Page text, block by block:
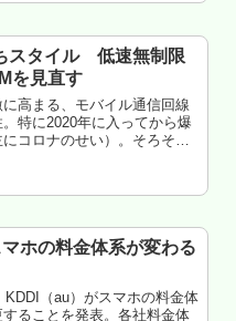
スタイル 低速無制限
を見直す
高まる、モバイル通信回線
特に2020年に入ってから爆
コロナのせい）。そろそ
利用した、低速無制限運用
ホの料金体系が変わる
KDDI（au）がスマホの料金体
することを発表。各社料金体